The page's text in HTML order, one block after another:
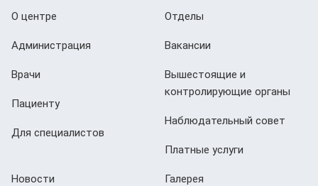
О центре
Администрация
Врачи
Пациенту
Для специалистов
Отделы
Вакансии
Вышестоящие и
контролирующие органы
Наблюдательный совет
Платные услуги
Новости Галерея